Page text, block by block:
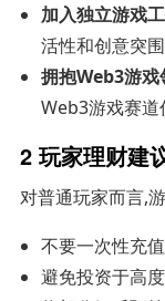
加入独立游戏
活性和创意突围
拥抱Web3游戏
Web3游戏赛道
2 玩家理财建
对普通玩家而言,
不要一次性充
避免投资于高